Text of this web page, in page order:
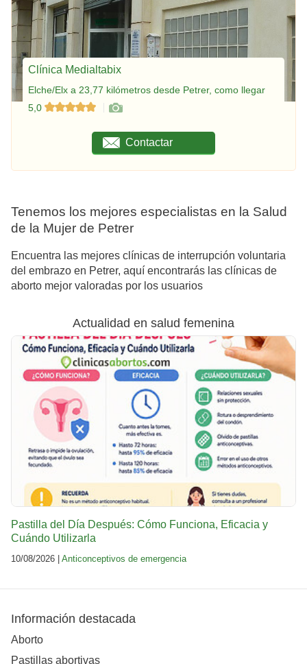
Clínica Medialtabix
Elche/Elx a 23,77 kilómetros desde Petrer, como llegar
5,0
Contactar
Tenemos los mejores especialistas en la Salud
de la Mujer de Petrer
Encuentra las mejores clínicas de interrupción voluntaria
del embrazo en Petrer, aquí encontrarás las clínicas de
aborto mejor valoradas por los usuarios
Actualidad en salud femenina
Pastilla del Día Después: Cómo Funciona, Eficacia y
Cuándo Utilizarla
10/08/2026 | Anticonceptivos de emergencia
Información destacada
Aborto
Pastillas abortivas